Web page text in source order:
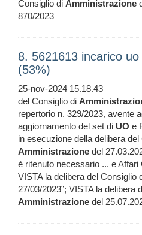
Consiglio di Amministrazione
870/2023
8. 5621613 incarico
(53%)
25-nov-2024 15.18.43
del Consiglio di
repertorio n. 329/2023, avente
aggiornamento del set di UO e
in esecuzione della delibera del
Amministrazione del
è ritenuto necessario ... e Affari
VISTA la delibera del Consiglio
27/03/2023”; VISTA la delibera
Amministrazione del